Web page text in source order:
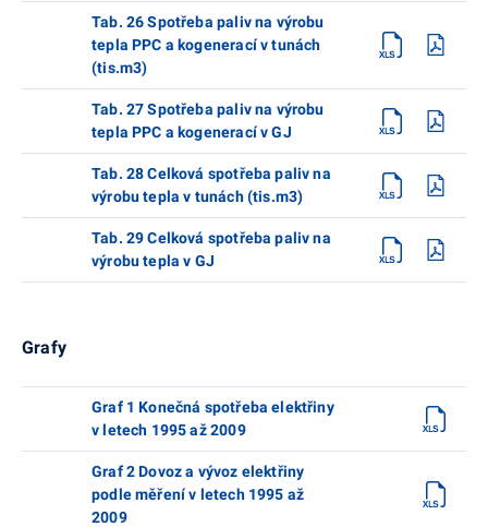
Tab. 26 Spotřeba paliv na výrobu
tepla PPC a kogenerací v tunách
(tis.m3)
Tab. 27 Spotřeba paliv na výrobu
tepla PPC a kogenerací v GJ
Tab. 28 Celková spotřeba paliv na
výrobu tepla v tunách (tis.m3)
Tab. 29 Celková spotřeba paliv na
výrobu tepla v GJ
Grafy
Graf 1 Konečná spotřeba elektřiny
v letech 1995 až 2009
Graf 2 Dovoz a vývoz elektřiny
podle měření v letech 1995 až
2009